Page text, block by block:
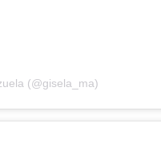
(@gisela_ma)